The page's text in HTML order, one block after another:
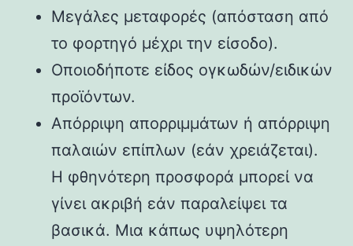
Μεγάλες μεταφορές (απόσταση από
το φορτηγό μέχρι την είσοδο).
Οποιοδήποτε είδος ογκωδών/ειδικών
προϊόντων.
Απόρριψη απορριμμάτων ή απόρριψη
παλαιών επίπλων (εάν χρειάζεται).
Η φθηνότερη προσφορά μπορεί να
γίνει ακριβή εάν παραλείψει τα
βασικά. Μια κάπως υψηλότερη